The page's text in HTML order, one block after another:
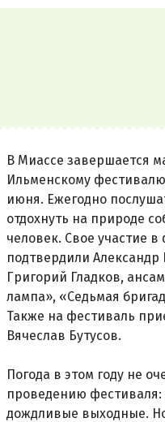
В Миассе завершается
Ильменскому
июня. Ежегодно
отдохнуть на природе
человек. Свое участие
подтвердили
Григорий Гладков,
лампа», «Седьмая
Также на фестиваль
Вячеслав Бутусов.
Погода в этом году не
проведению
дождливые выходные.